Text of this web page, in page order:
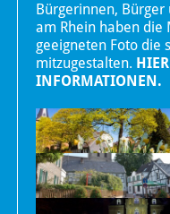
Bürgerinnen,
am Rhein haben die
geeigneten Foto die
mitzugestalten.
INFORMATIONEN.